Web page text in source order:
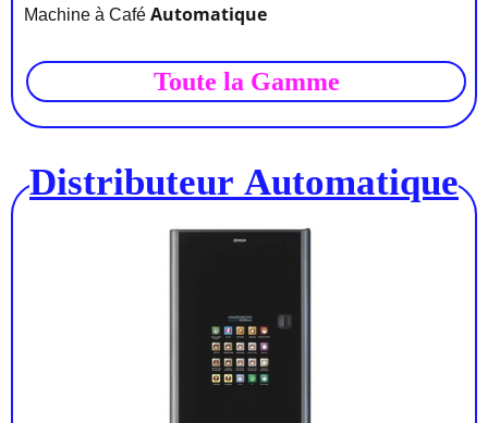
Machine à Café Automatique
Toute la Gamme
Distributeur Automatique